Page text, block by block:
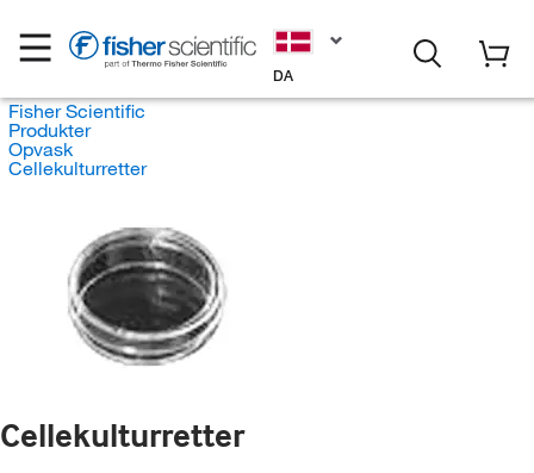
DA
Fisher Scientific
Produkter
Opvask
Cellekulturretter
Cellekulturretter